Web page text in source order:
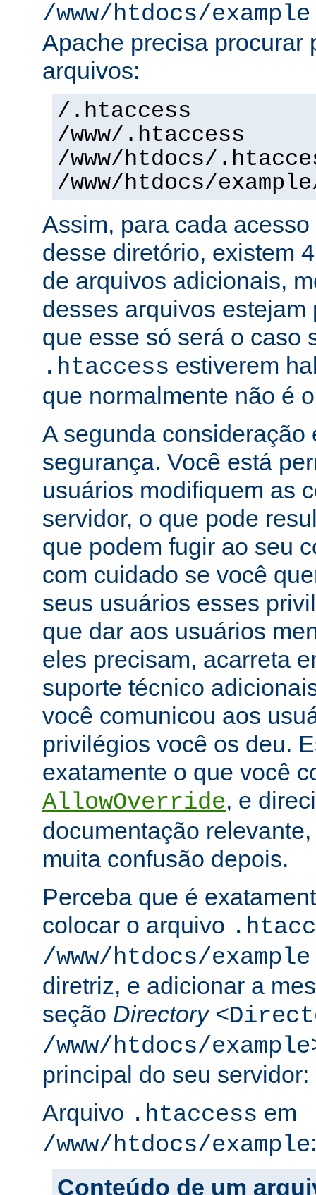
/www/htdocs/example
Apache precisa procurar
arquivos:
/.htaccess
/www/.htaccess
/www/htdocs/
/www/htdocs/
Assim, para cada
desse diretório, existem
de arquivos adicionais,
desses arquivos estejam
que esse só será o caso
.htaccess estiverem
que normalmente não é
A segunda consideração
segurança. Você está
usuários modifiquem as
servidor, o que pode
que podem fugir ao seu
com cuidado se você
seus usuários esses
que dar aos usuários
eles precisam, acarreta
suporte técnico
você comunicou aos
privilégios você os deu.
exatamente o que você
AllowOverride, e
documentação
muita confusão depois.
Perceba que é
colocar o arquivo
/www/htdocs/example
diretriz, e adicionar a
seção Directory
/www/htdocs/
principal do seu servidor:
Arquivo .htaccess em
/www/htdocs/example:
Conteúdo de um